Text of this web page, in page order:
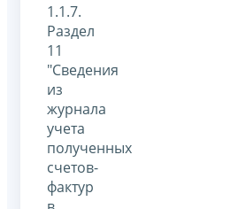
1.1.7.
Раздел
11
"Сведения
из
журнала
учета
полученных
счетов-
фактур